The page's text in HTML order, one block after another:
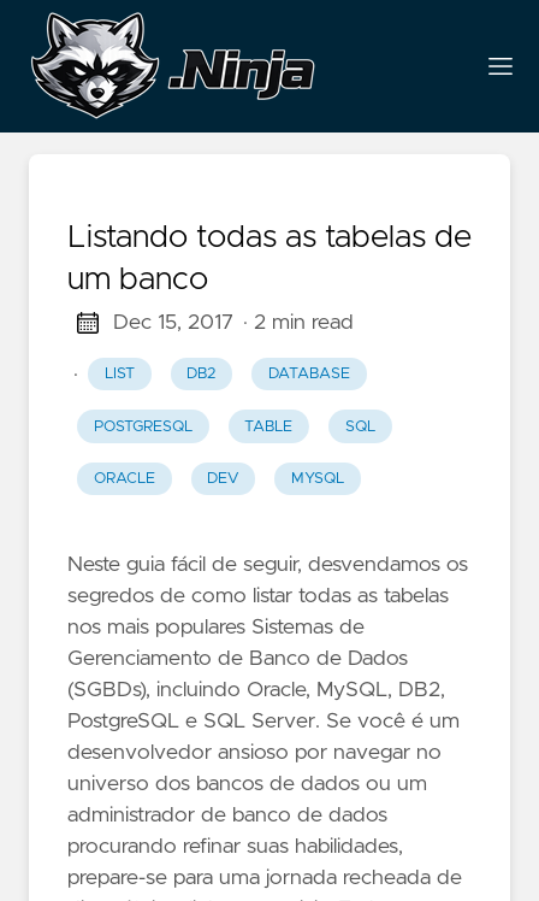
Listando todas as tabelas de
um banco
Dec 15, 2017 · 2 min read
· LIST DB2 DATABASE
POSTGRESQL TABLE SQL
ORACLE DEV MYSQL
Neste guia fácil de seguir, desvendamos os
segredos de como listar todas as tabelas
nos mais populares Sistemas de
Gerenciamento de Banco de Dados
(SGBDs), incluindo Oracle, MySQL, DB2,
PostgreSQL e SQL Server. Se você é um
desenvolvedor ansioso por navegar no
universo dos bancos de dados ou um
administrador de banco de dados
procurando refinar suas habilidades,
prepare-se para uma jornada recheada de